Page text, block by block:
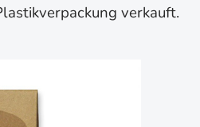
verkauft.